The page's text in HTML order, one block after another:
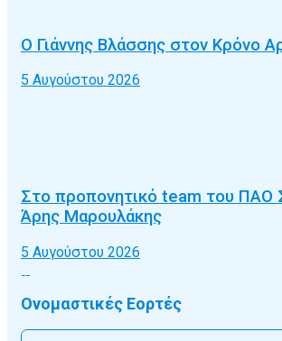
Ο Γιάννης Βλάσσης στον Κρόνο
5 Αυγούστου 2026
Στο προπονητικό team του ΠΑΟ
Άρης Μαρουλάκης
5 Αυγούστου 2026
Ονομαστικές Εορτές